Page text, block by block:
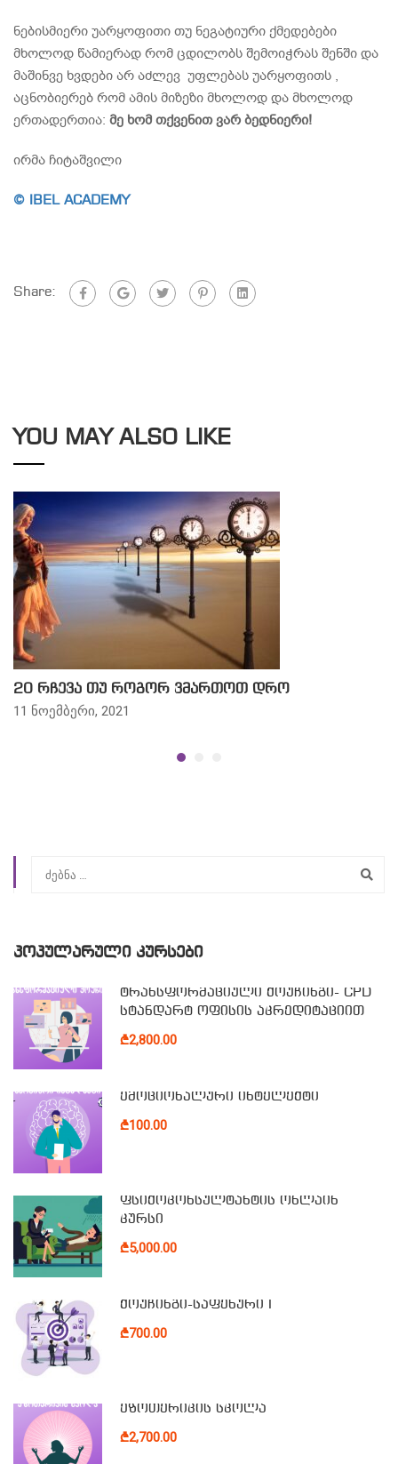
ნებისმიერი უარყოფითი თუ ნეგატიური ქმედებები
მხოლოდ წამიერად რომ ცდილობს შემოიჭრას შენში და
მაშინვე ხვდები არ აძლევ უფლებას უარყოფითს ,
აცნობიერებ რომ ამის მიზეზი მხოლოდ და მხოლოდ
ერთადერთია: მე ხომ თქვენით ვარ ბედნიერი!
ირმა ჩიტაშვილი
© IBEL ACADEMY
Share:
YOU MAY ALSO LIKE
20 რჩევა თუ როგორ ვმართოთ დრო
11 ნოემბერი, 2021
ᲞᲝᲞᲣᲚᲐᲠᲣᲚᲘ ᲙᲣᲠᲡᲔᲑᲘ
ტრანსფორმაციული ქოუჩინგი- CPD
სტანდარტ ოფისის აკრედიტაციით
₾2,800.00
ემოციონალური ინტელექტი
₾100.00
ფსიქოკონსულტანტის ონლაინ
კურსი
₾5,000.00
ქოუჩინგი-საფეხური I
₾700.00
ეზოთერიკის სკოლა
₾2,700.00